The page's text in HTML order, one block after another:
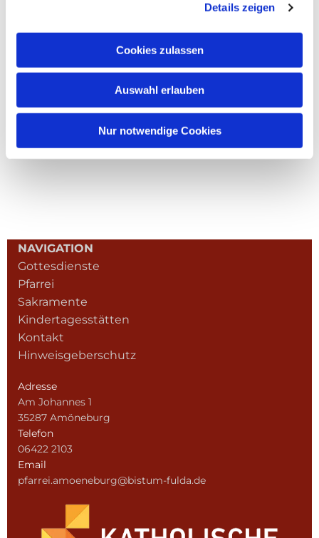
Details zeigen
Cookies zulassen
Auswahl erlauben
Nur notwendige Cookies
NAVIGATION
Gottesdienste
Pfarrei
Sakramente
Kindertagesstätten
Kontakt
Hinweisgeberschutz
Adresse
Am Johannes 1
35287 Amöneburg
Telefon
06422 2103
Email
pfarrei.amoeneburg@bistum-fulda.de